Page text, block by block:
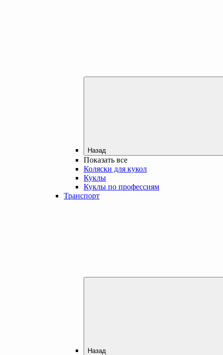
Назад
Показать все
Коляски для кукол
Куклы
Куклы по профессиям
Транспорт
Назад